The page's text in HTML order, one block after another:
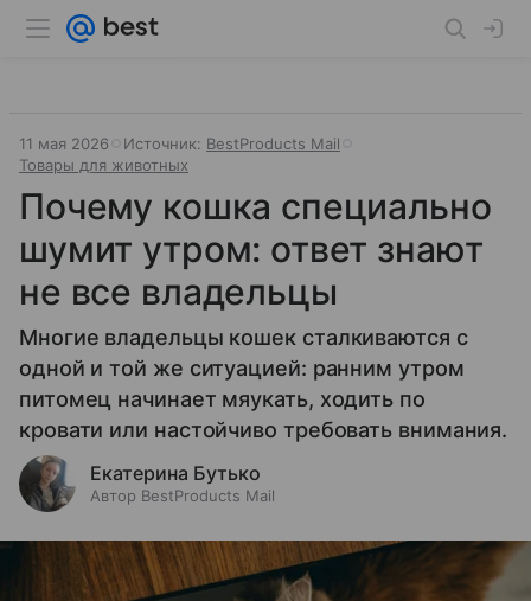
11 мая 2026 Источник: BestProducts Mail
Товары для животных
Почему кошка специально
шумит утром: ответ знают
не все владельцы
Многие владельцы кошек сталкиваются с
одной и той же ситуацией: ранним утром
питомец начинает мяукать, ходить по
кровати или настойчиво требовать внимания.
Екатерина Бутько
Автор BestProducts Mail